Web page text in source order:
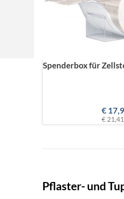
Spenderbox für
€
€ 21,41
Pflaster- und